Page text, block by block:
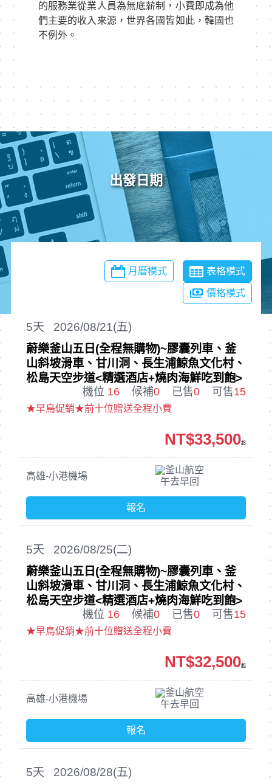
的服務業從業人員為無底薪制，小費即成為他
們主要的收入來源，世界各國皆如此，韓國也
不例外。
出發日期
月曆模式 表格模式
價格模式
2026/08/21(五)
5天
蔚樂釜山五日(全程無購物)~膠囊列車、釜
山斜坡滑車、甘川洞、長生浦鯨魚文化村、
松島天空步道<精選酒店+燒肉海鮮吃到飽>
機位 16 候補0 已售0 可售15
★早鳥促銷★前十位贈送全程小費
高雄-小港機場
釜山航空
午去早回
NT$33,500起
報名
2026/08/25(二)
5天
蔚樂釜山五日(全程無購物)~膠囊列車、釜
山斜坡滑車、甘川洞、長生浦鯨魚文化村、
松島天空步道<精選酒店+燒肉海鮮吃到飽>
機位 16 候補0 已售0 可售15
★早鳥促銷★前十位贈送全程小費
高雄-小港機場
釜山航空
午去早回
NT$32,500起
報名
2026/08/28(五)
5天